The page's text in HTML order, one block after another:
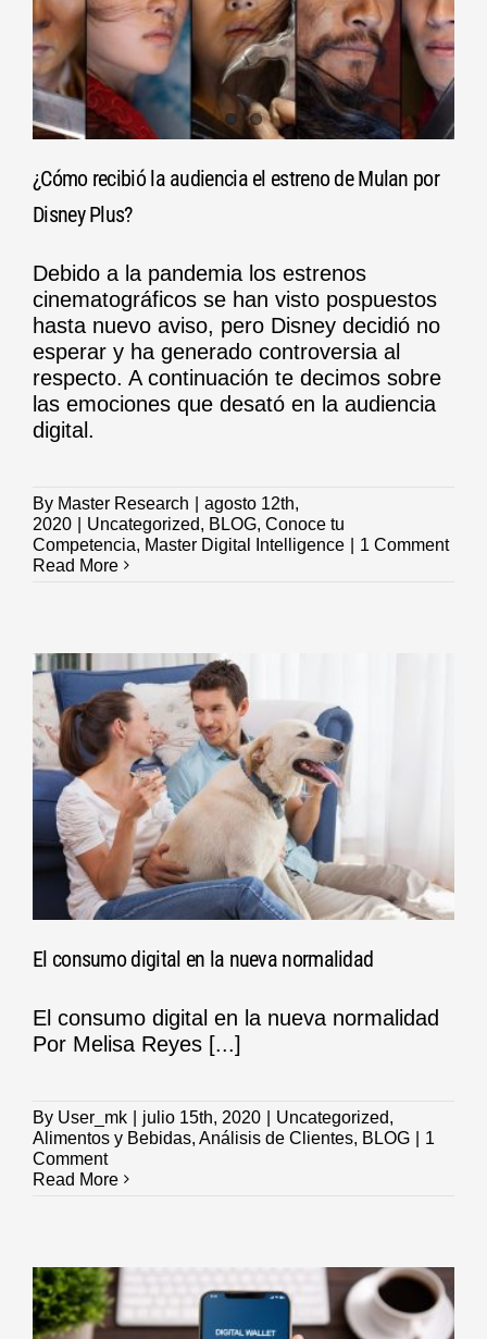
¿Cómo recibió la audiencia el estreno de Mulan por
Disney Plus?
Debido a la pandemia los estrenos
cinematográficos se han visto pospuestos
hasta nuevo aviso, pero Disney decidió no
esperar y ha generado controversia al
respecto. A continuación te decimos sobre
las emociones que desató en la audiencia
digital.
By Master Research
agosto 12th,
2020
Uncategorized, BLOG, Conoce tu
Competencia, Master Digital Intelligence
1 Comment
Read More
El consumo digital en la nueva normalidad
El consumo digital en la nueva normalidad
Por Melisa Reyes [...]
By User_mk julio 15th, 2020 Uncategorized,
Alimentos y Bebidas, Análisis de Clientes, BLOG
1
Comment
Read More